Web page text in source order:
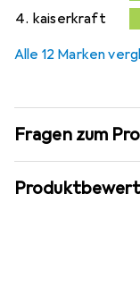
4. kaiserkraft
Alle 12 Marken
Fragen zum